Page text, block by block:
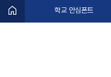
학교 안심폰트